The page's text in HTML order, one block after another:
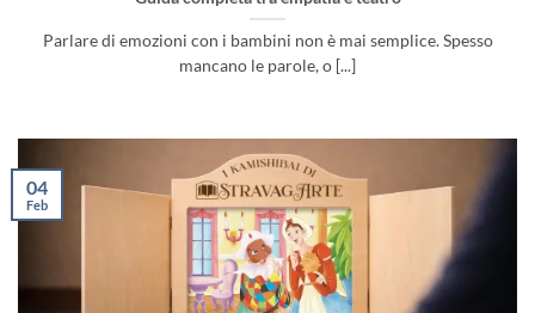
Parlare di emozioni con i bambini non è mai semplice. Spesso
mancano le parole, o [...]
04
Feb